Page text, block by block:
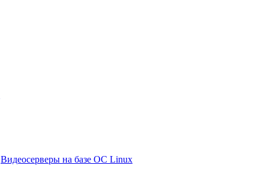
Видеосерверы на базе ОС Linux